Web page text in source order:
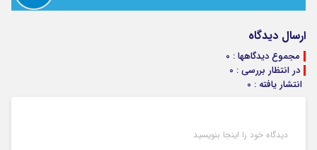
ارسال دیدگاه
مجموع دیدگاهها : 0
در انتظار بررسی : 0
انتشار یافته : 0
دیدگاه خود را اینجا بنویسید